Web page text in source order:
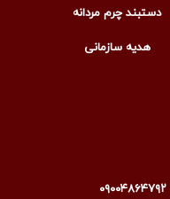
دستبند چرم مردانه
هدیه سازمانی